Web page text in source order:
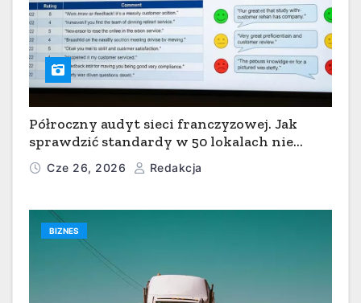
Półroczny audyt sieci franczyzowej. Jak
sprawdzić standardy w 50 lokalach nie
ruszając się z centrali?
Cze 26, 2026 Redakcja
BIZNES